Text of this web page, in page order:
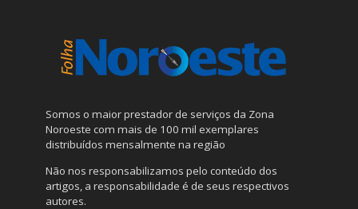
Somos o maior prestador de serviços da Zona
Noroeste com mais de 100 mil exemplares
distribuídos mensalmente na região
Não nos responsabilizamos pelo conteúdo dos
artigos, a responsabilidade é de seus respectivos
autores.